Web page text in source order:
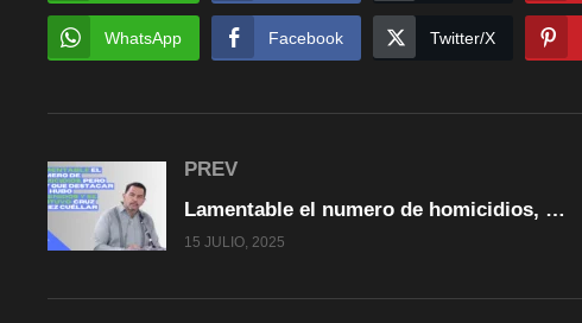
WhatsApp Facebook Twitter/X
PREV
Lamentable el numero de homicidios, pero hay que destacar que hubo detenidos y se contuvo: Cruz Pérez Cuéllar
15 JULIO, 2025